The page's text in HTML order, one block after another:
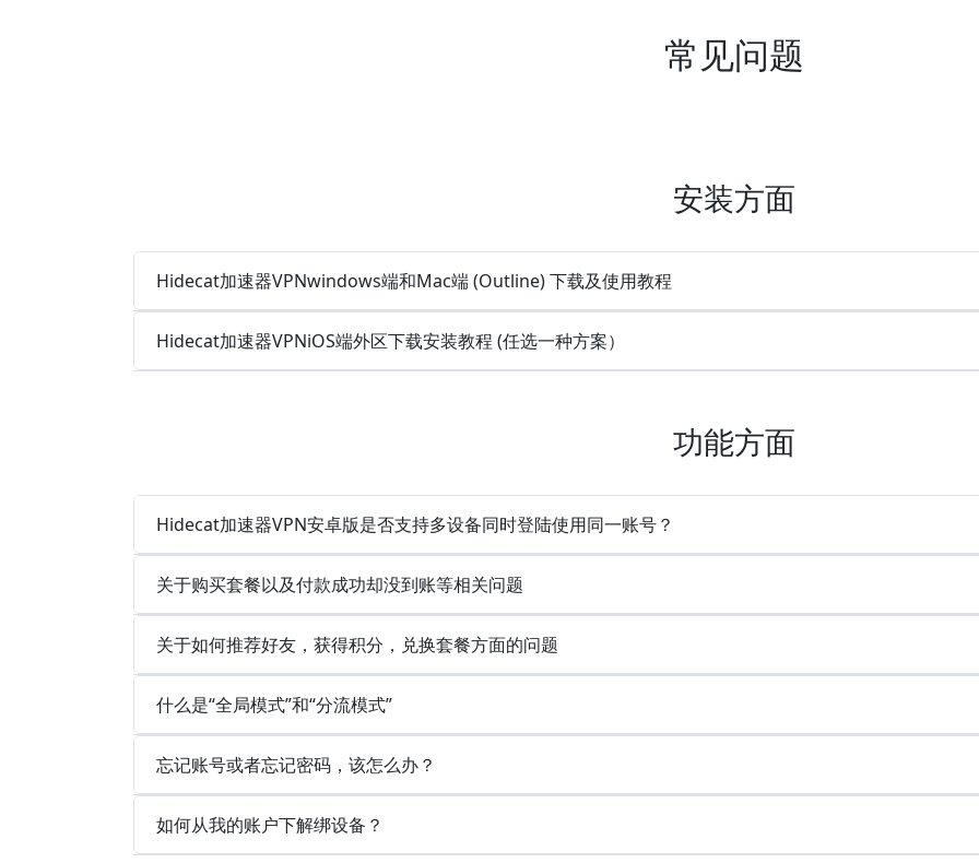
常见问题
安装方面
Hidecat加速器VPNwindows端和Mac端 (Outline) 下载及使用教程
Hidecat加速器VPNiOS端外区下载安装教程 (任选一种方案）
功能方面
Hidecat加速器VPN安卓版是否支持多设备同时登陆使用同一账号？
关于购买套餐以及付款成功却没到账等相关问题
关于如何推荐好友，获得积分，兑换套餐方面的问题
什么是“全局模式”和“分流模式”
忘记账号或者忘记密码，该怎么办？
如何从我的账户下解绑设备？